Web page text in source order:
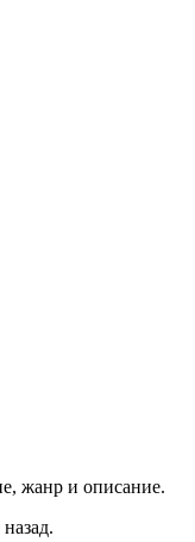
жанр и описание.